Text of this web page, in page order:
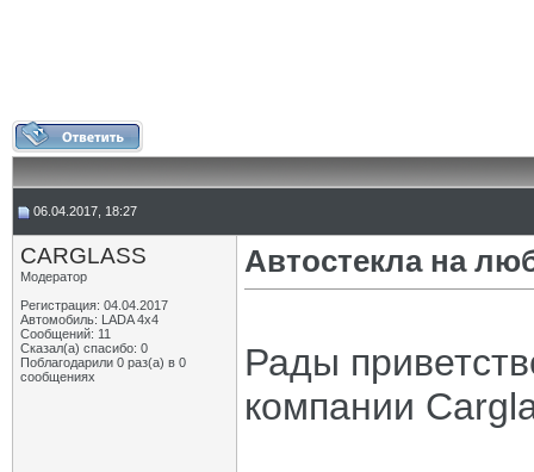
06.04.2017, 18:27
CARGLASS
Модератор
Регистрация: 04.04.2017
Автомобиль: LADA 4x4
Сообщений: 11
Сказал(а) спасибо: 0
Поблагодарили 0 раз(а) в 0
сообщениях
Автостекла на
Рады
компании